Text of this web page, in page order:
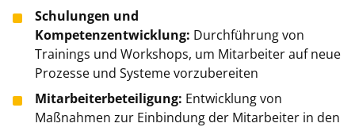
Schulungen und
Kompetenzentwicklung: Durchführung von
Trainings und Workshops, um Mitarbeiter auf neue
Prozesse und Systeme vorzubereiten
Mitarbeiterbeteiligung: Entwicklung von
Maßnahmen zur Einbindung der Mitarbeiter in den